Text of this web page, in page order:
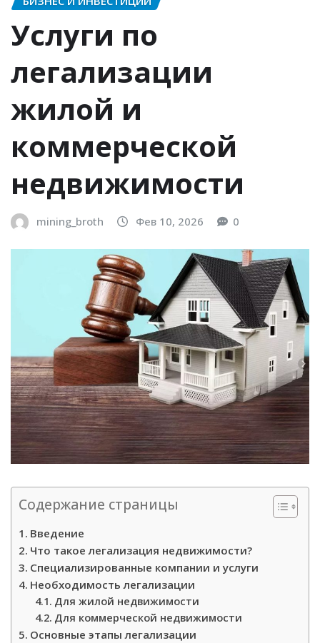
Услуги по
легализации
жилой и
коммерческой
недвижимости
mining_broth Фев 10, 2026 0
Содержание страницы
Введение
Что такое легализация недвижимости?
Специализированные компании и услуги
Необходимость легализации
Для жилой недвижимости
Для коммерческой недвижимости
Основные этапы легализации